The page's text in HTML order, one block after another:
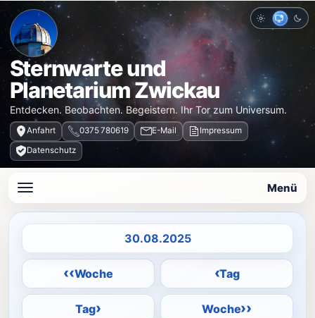
Sternwarte und
Planetarium Zwickau
Entdecken. Beobachten. Begeistern. Ihr Tor zum Universum.
Anfahrt 0375 780619 E-Mail
Impressum
Datenschutz
Hell Auto
Menü
‹‹Woche ‹Tag
Datum auswählen
Tag› Woche››